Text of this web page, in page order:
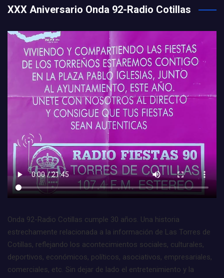
XXX Aniversario Onda 92-Radio Cotillas
Onda 92-Radio Cotillas cumple 30 años. Una historia
estrechamente relacionada a la información de Las Torres de
Cotillas, reflejando los acontecimientos sociales, culturales,
deportivos, económicos, políticos, asociativos, empresariales,
comerciales, etc. Sin dejar de lado el entretenimiento y la